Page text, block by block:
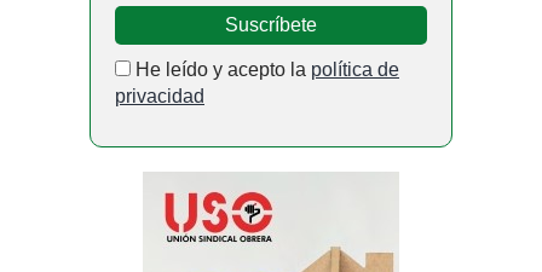
He leído y acepto la política de
privacidad